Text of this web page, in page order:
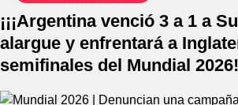
¡¡¡Argentina venció 3 a 1 a
alargue y enfrentará a
semifinales del Mundial